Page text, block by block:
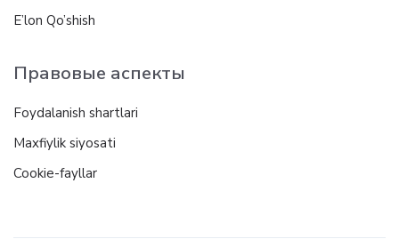
E’lon Qo’shish
Правовые аспекты
Foydalanish shartlari
Maxfiylik siyosati
Cookie-fayllar